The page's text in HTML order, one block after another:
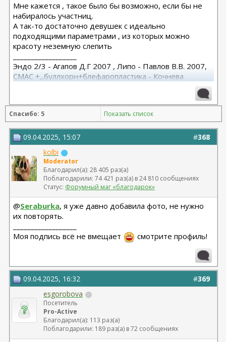
Мне кажется , такое было бы возможно, если бы не
набиралось участниц.
А так-то достаточно девушек с идеально
подходящими параметрами , из которых можно
красоту неземную слепить
Эндо 2/3 - Агапов Д.Г 2007 , Липо - Павлов В.В. 2007,
СМАС +,,буллхорн+блефаропластика - Кочнева
Спасибо: 5 Показать список
#368
09.04.2025, 15:07
kolbi
Moderator
Благодарил(а): 28 405 раз(а)
Поблагодарили: 74 421 раз(а) в 24 810 сообщениях
Статус: Форумный маг «благодарок»
@Seraburka, я уже давно добавила фото, не нужно
их повторять.
Моя подпись всё не вмещает
смотрите профиль!
#369
09.04.2025, 16:32
esgorobova
Посетитель
Pro-Active
Благодарил(а): 113 раз(а)
Поблагодарили: 189 раз(а) в 72 сообщениях